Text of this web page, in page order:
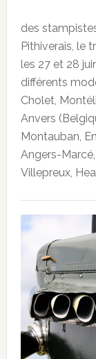
des
Pithiverais, le
les 27 et 28
différents
Cholet,
Anvers
Montauban,
Angers-
Villepreux,